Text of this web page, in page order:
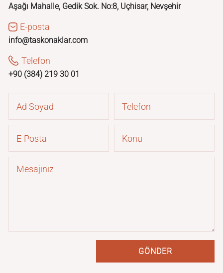
Aşağı Mahalle, Gedik Sok. No:8, Uçhisar, Nevşehir
E-posta
info@taskonaklar.com
Telefon
+90 (384) 219 30 01